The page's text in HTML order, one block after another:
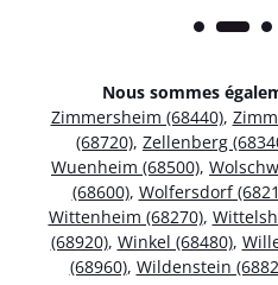
Nous sommes
Zimmersheim (68440),
(68720), Zellenberg
Wuenheim (68500),
(68600), Wolfersdorf
Wittenheim (68270),
(68920), Winkel (68480),
(68960), Wildenstein